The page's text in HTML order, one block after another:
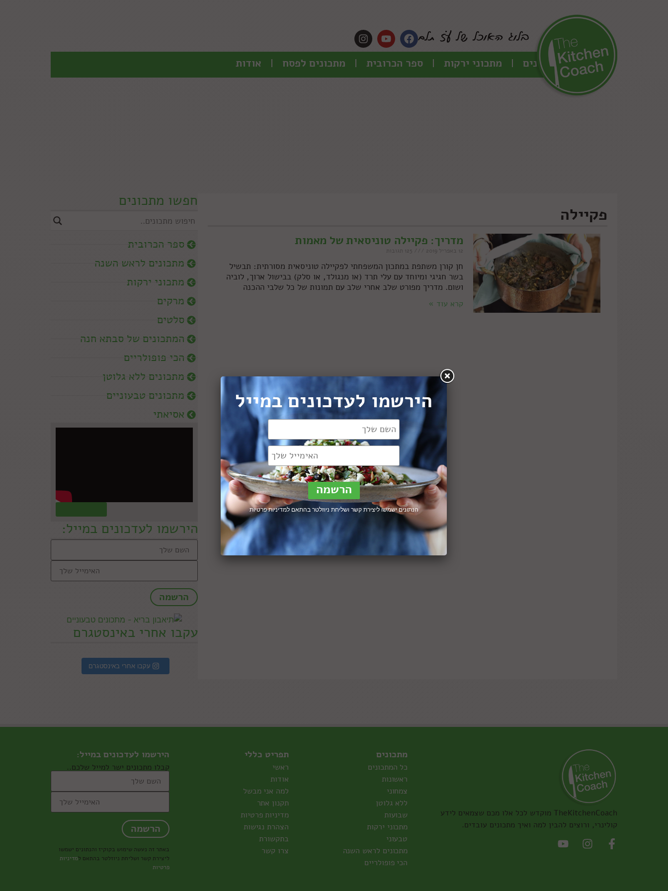
כל המתכונים מתכוני ירקות ספר הכרובית מתכונים לפסח אודות
חפשו מתכונים
ספר הכרובית
מתכונים לראש השנה
מתכוני ירקות
מרקים
סלטים
המתכונים של סבתא חנה
הכי פופולריים
מתכונים ללא גלוטן
מתכונים טבעוניים
אסיאתי
הירשמו לעדכונים במייל:
עקבו אחרי באינסטגרם
עקבו אחרי באינסטגרם
פקיילה
מדריך: פקיילה טוניסאית של מאמות
12 באפריל 2019
חן קורן משתפת במתכון המשפחתי לפקיילה טוניסאית מסורתית: תבשיל
בשר חגיגי ומיוחד עם עלי תרד (או מנגולד, או סלק) בבישול ארוך, לוביה
ושום. מדריך מפורט שלב אחרי שלב עם תמונות של כל שלבי ההכנה
קרא עוד »
TheKitchenCoach מוקדש לכל אלו מכם שצמאים לידע
קולינרי, ורוצים להבין למה ואיך מתכונים עובדים.
מתכונים
כל המתכונים
ראשונות
צמחוני
ללא גלוטן
שבועות
מתכוני ירקות
טבעוני
מתכונים לראש השנה
הכי פופולריים
תפריט כללי
ראשי
אודות
למה אני מבשל
תקנון אתר
מדיניות פרטיות
הצהרת נגישות
בתקשורת
צרו קשר
הירשמו לעדכונים במייל:
קבלו מתכונים ישר למייל שלכם..
באתר זה נעשה שימוש בקוקיז והנתונים ישמשו
ליצירת קשר ושליחת ניוזלטר בהתאם למדיניות
פרטיות
הירשמו לעדכונים במייל
הנתונים ישמשו ליצירת קשר ושליחת ניוזלטר בהתאם למדיניות פרטיות